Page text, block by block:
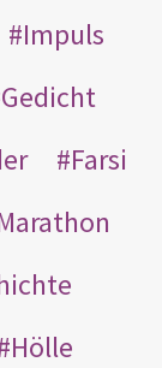
Impuls
Gedicht
Farsi
Hölle